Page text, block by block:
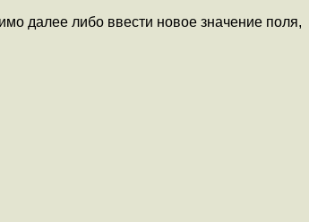
далее либо ввести новое значение поля,